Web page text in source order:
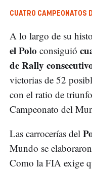
CUATRO CAMPEONATOS
A lo largo de su
el Polo consiguió
de Rally
victorias de 52
con el ratio de
Campeonato del
Las carrocerías del
Mundo se
Como la FIA exige